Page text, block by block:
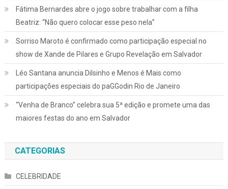
Fátima Bernardes abre o jogo sobre trabalhar com a filha
Beatriz: “Não quero colocar esse peso nela”
Sorriso Maroto é confirmado como participação especial no
show de Xande de Pilares e Grupo Revelação em Salvador
Léo Santana anuncia Dilsinho e Menos é Mais como
participações especiais do paGGodin Rio de Janeiro
“Venha de Branco” celebra sua 5ª edição e promete uma das
maiores festas do ano em Salvador
CATEGORIAS
CELEBRIDADE